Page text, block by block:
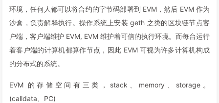
环境，任何人都可以将合约的字节码部署到 EVM，然后 EVM 作为
沙盒，负责解释执行。操作系统上安装 geth 之类的区块链节点客
户端，客户端维护 EVM, EVM 维护着可信的执行环境。而每台运行
着客户端的计算机都算作节点，因此 EVM 可视为许多计算机构成
的分布式的系统。
EVM 的存储空间有三类，stack、memory、storage。
(calldata、PC)